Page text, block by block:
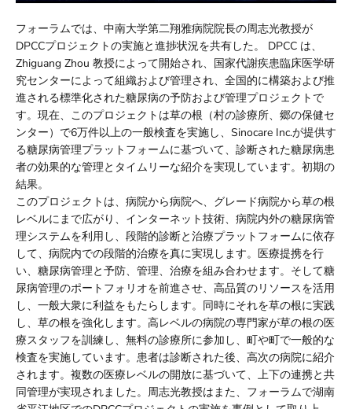
フォーラムでは、中南大学第二翔雅病院院長の周志光教授が
DPCCプロジェクトの実施と進捗状況を共有した。 DPCC は、
Zhiguang Zhou 教授によって開始され、国家代謝疾患臨床医学研
究センターによって組織および管理され、全国的に構築および推
進される標準化された糖尿病の予防および管理プロジェクトで
す。現在、このプロジェクトは草の根（村の診療所、郷の保健セ
ンター）で6万件以上の一般検査を実施し、Sinocare Inc.が提供す
る糖尿病管理プラットフォームに基づいて、診断された糖尿病患
者の効果的な管理とタイムリーな紹介を実現しています。初期の
結果。
このプロジェクトは、病院から病院へ、グレード病院から草の根
レベルにまで広がり、インターネット技術、病院内外の糖尿病管
理システムを利用し、段階的診断と治療プラットフォームに依存
して、病院内での段階的治療を真に実現します。医療提携を行
い、糖尿病管理と予防、管理、治療を組み合わせます。そして糖
尿病管理のポートフォリオを前進させ、高品質のリソースを活用
し、一般大衆に利益をもたらします。同時にそれを草の根に実践
し、草の根を強化します。高レベルの病院の専門家が草の根の医
療スタッフを訓練し、無料の診療所に参加し、町や町で一般的な
検査を実施しています。患者は診断された後、高次の病院に紹介
されます。複数の医療レベルの開放に基づいて、上下の連携と共
同管理が実現されました。周志光教授はまた、フォーラムで湖南